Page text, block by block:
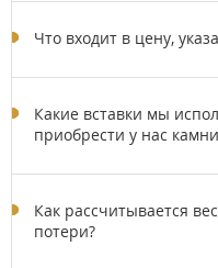
Что входит в цену,
Какие вставки мы
приобрести у нас
Как рассчитывается
потери?